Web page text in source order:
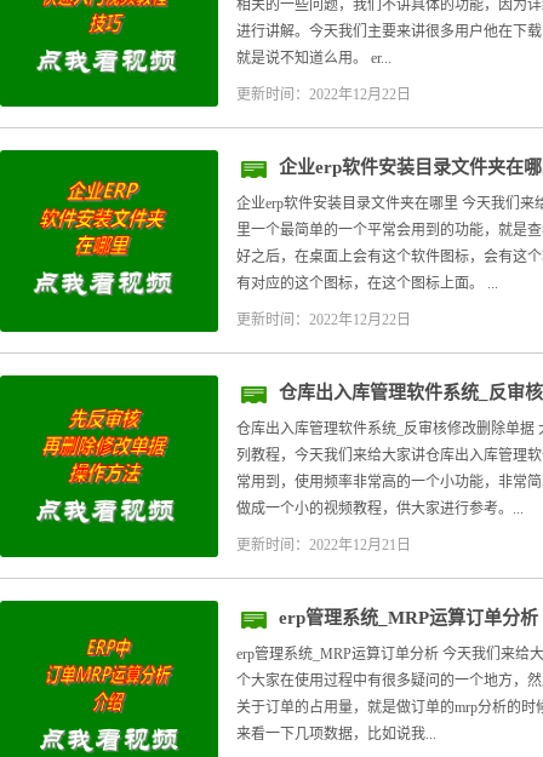
相关的一些问题，我们不讲具体的功能，因为
进行讲解。今天我们主要来讲很多用户他在下
就是说不知道么用。 er...
更新时间：2022年12月22日
企业erp软件安装目录文件夹在
企业erp软件安装目录文件夹在哪里 今天我们
里一个最简单的一个平常会用到的功能，就是
好之后，在桌面上会有这个软件图标，会有这
有对应的这个图标，在这个图标上面。 ...
更新时间：2022年12月22日
仓库出入库管理软件系统_反审
仓库出入库管理软件系统_反审核修改删除单据
列教程，今天我们来给大家讲仓库出入库管理
常用到，使用频率非常高的一个小功能，非常
做成一个小的视频教程，供大家进行参考。...
更新时间：2022年12月21日
erp管理系统_MRP运算订单分析
erp管理系统_MRP运算订单分析 今天我们来给
个大家在使用过程中有很多疑问的一个地方，
关于订单的占用量，就是做订单的mrp分析的
来看一下几项数据，比如说我...